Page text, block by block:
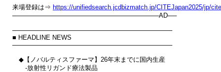
来場登録は⇒ https://unifiedsearch.jcdbizmatch.jp/CITEJapan2025/jp/
─────────────────────────────────AD──
────────────────────────────────────
■ HEADLINE NEWS
────────────────────────────────────
◆【ノバルティスファーマ】26年末までに国内生産
‐放射性リガンド療法製品